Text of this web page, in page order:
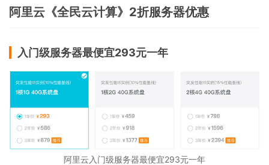
阿里云《全民云计算》2折服务器优惠
入门级服务器最便宜293元一年
阿里云入门级服务器最便宜293元一年